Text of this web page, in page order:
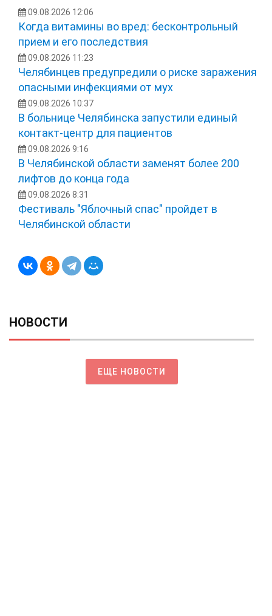
09.08.2026 12:06
Когда витамины во вред: бесконтрольный
прием и его последствия
09.08.2026 11:23
Челябинцев предупредили о риске заражения
опасными инфекциями от мух
09.08.2026 10:37
В больнице Челябинска запустили единый
контакт-центр для пациентов
09.08.2026 9:16
В Челябинской области заменят более 200
лифтов до конца года
09.08.2026 8:31
Фестиваль "Яблочный спас" пройдет в
Челябинской области
НОВОСТИ
ЕЩЕ НОВОСТИ